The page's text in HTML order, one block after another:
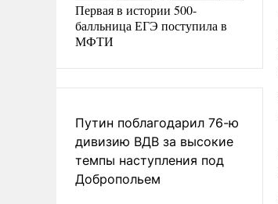
Первая в истории 500-
балльница ЕГЭ поступила в
МФТИ
Путин поблагодарил 76-ю
дивизию ВДВ за высокие
темпы наступления под
Добропольем